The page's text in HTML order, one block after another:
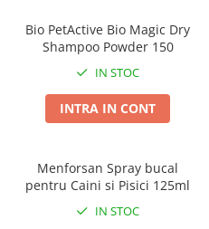
Bio PetActive Bio Magic Dry
Shampoo Powder 150
IN STOC
INTRA IN CONT
Menforsan Spray bucal
pentru Caini si Pisici 125ml
IN STOC